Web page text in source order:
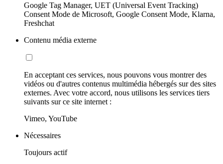
Google Tag Manager, UET (Universal Event Tracking)
Consent Mode de Microsoft, Google Consent Mode, Klarna,
Freshchat
Contenu média externe
En acceptant ces services, nous pouvons vous montrer des
vidéos ou d'autres contenus multimédia hébergés sur des sites
externes. Avec votre accord, nous utilisons les services tiers
suivants sur ce site internet :
Vimeo, YouTube
Nécessaires
Toujours actif